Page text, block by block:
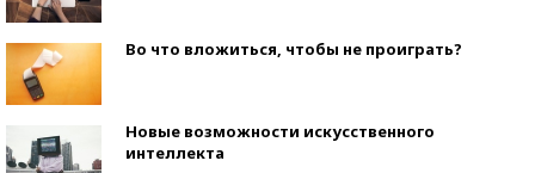
Во что вложиться, чтобы не проиграть?
Новые возможности искусственного
интеллекта